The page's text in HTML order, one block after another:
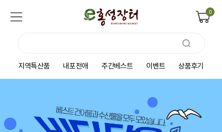
0
지역특산품 내포천애 주간베스트 이벤트 상품후기